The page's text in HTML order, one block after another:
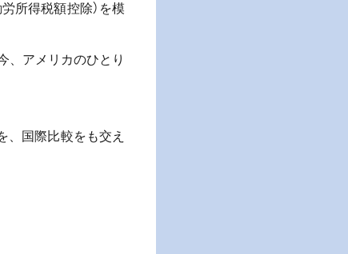
所得税額控除）を模
、アメリカのひとり
、国際比較をも交え